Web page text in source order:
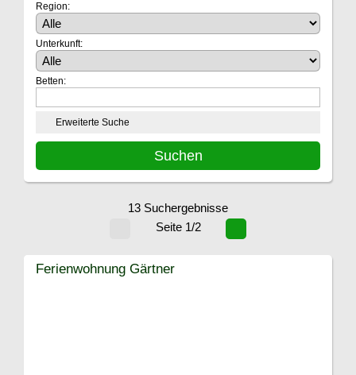
Region:
Unterkunft:
Betten:
Erweiterte Suche
13 Suchergebnisse
Seite 1/2
Ferienwohnung Gärtner